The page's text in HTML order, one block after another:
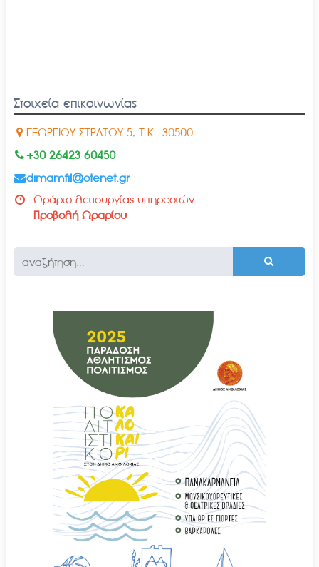
Στοιχεία επικοινωνίας
ΓΕΩΡΓΙΟΥ ΣΤΡΑΤΟΥ 5, Τ.Κ.: 30500
+30 26423 60450
dimamfil@otenet.gr
Ωράριο λειτουργίας υπηρεσιών:
Προβολή Ωραρίου